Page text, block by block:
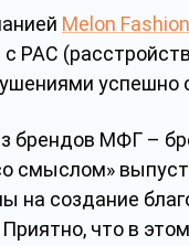
Melon
РАС
успешно
брендов МФГ –
смыслом»
на создание
что в